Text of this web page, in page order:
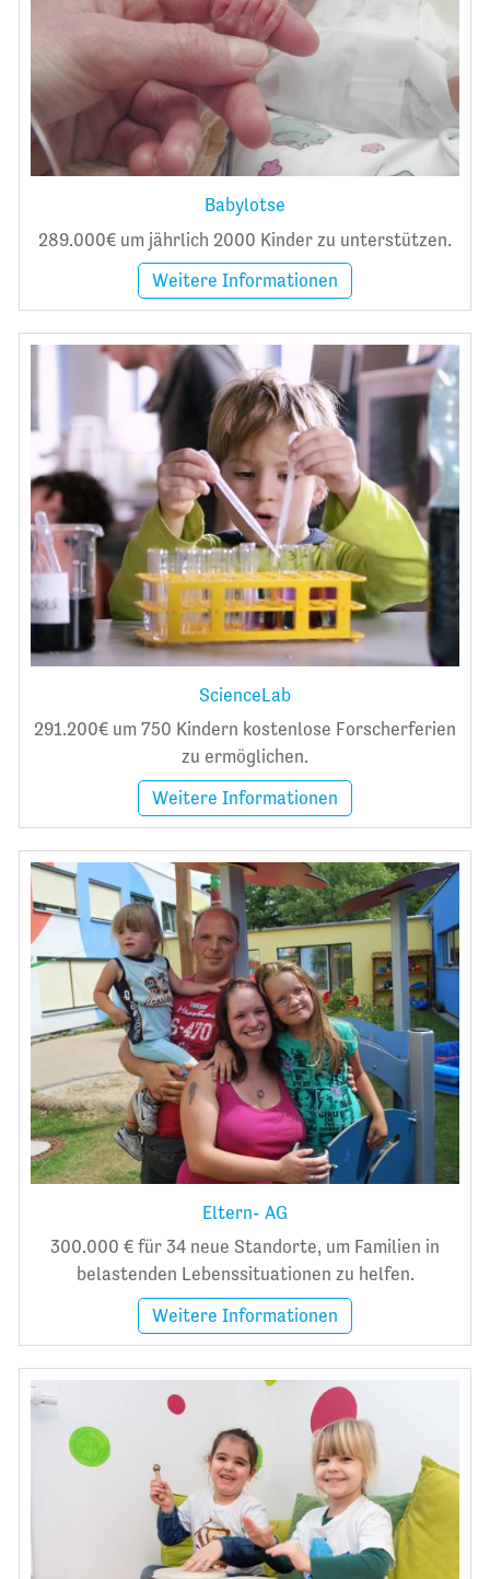
Babylotse
289.000€ um jährlich 2000 Kinder zu unterstützen.
Weitere Informationen
ScienceLab
291.200€ um 750 Kindern kostenlose Forscherferien
zu ermöglichen.
Weitere Informationen
Eltern- AG
300.000 € für 34 neue Standorte, um Familien in
belastenden Lebenssituationen zu helfen.
Weitere Informationen